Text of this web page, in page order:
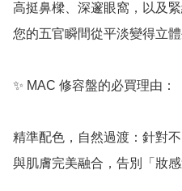
高挺鼻樑、深邃眼窩，以及
您的五官瞬間從平淡變得立體
✨ MAC 修容盤的必買理由：
精準配色，自然過渡：針對
與肌膚完美融合，告別「妝感